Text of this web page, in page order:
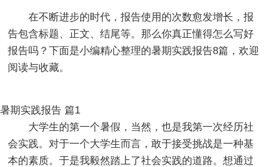
在不断进步的时代，报告使用的次数愈发增长，报
告包含标题、正文、结尾等。那么你真正懂得怎么写好
报告吗？下面是小编精心整理的暑期实践报告8篇，欢迎
阅读与收藏。
暑期实践报告 篇1
大学生的第一个暑假，当然，也是我第一次经历社
会实践。对于一个大学生而言，敢于接受挑战是一种基
本的素质。于是我毅然踏上了社会实践的道路。想通过